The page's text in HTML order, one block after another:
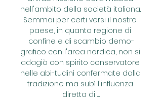
nell'ambito della società italiana.
Semmai per certi versi il nostro
paese, in quanto regione di
confine e di scambio demo-
grafico con l'area nordica, non si
adagiò con spirito conservatore
nelle abi-tudini confermate dalla
tradizione ma subì l'influenza
diretta di …